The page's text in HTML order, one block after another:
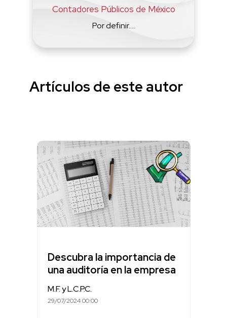
Contadores Públicos de México
Por definir....
Artículos de este autor
Descubra la importancia de
una auditoría en la empresa
M.F. y L.C.P.C.
29/07/2024 00:00